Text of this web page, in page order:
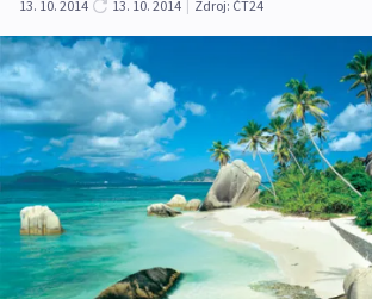
13. 10. 2014
13. 10. 2014 | Zdroj: ČT24